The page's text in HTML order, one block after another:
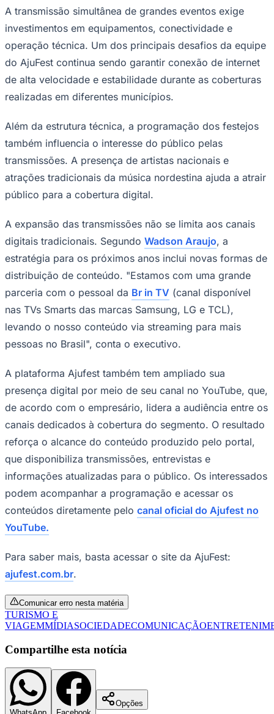
Goiás
Coritiba
Mirassol
A transmissão simultânea de grandes eventos exige
investimentos em equipamentos, conectividade e
operação técnica. Um dos principais desafios da equipe
do AjuFest continua sendo garantir conexão de internet
de alta velocidade e estabilidade durante as coberturas
realizadas em diferentes municípios.
Além da estrutura técnica, a programação dos festejos
também influencia o interesse do público pelas
transmissões. A presença de artistas nacionais e
atrações tradicionais da música nordestina ajuda a atrair
público para a cobertura digital.
A expansão das transmissões não se limita aos canais
digitais tradicionais. Segundo Wadson Araujo, a
estratégia para os próximos anos inclui novas formas de
distribuição de conteúdo. "Estamos com uma grande
parceria com o pessoal da Br in TV (canal disponível
nas TVs Smarts das marcas Samsung, LG e TCL),
levando o nosso conteúdo via streaming para mais
pessoas no Brasil", conta o executivo.
A plataforma Ajufest também tem ampliado sua
presença digital por meio de seu canal no YouTube, que,
de acordo com o empresário, lidera a audiência entre os
canais dedicados à cobertura do segmento. O resultado
reforça o alcance do conteúdo produzido pelo portal,
que disponibiliza transmissões, entrevistas e
informações atualizadas para o público. Os interessados
podem acompanhar a programação e acessar os
conteúdos diretamente pelo canal oficial do Ajufest no
YouTube.
Para saber mais, basta acessar o site da AjuFest:
ajufest.com.br.
Comunicar erro nesta matéria
TURISMO E
VIAGEMMÍDIASOCIEDADECOMUNICAÇÃO
Compartilhe esta notícia
Opções